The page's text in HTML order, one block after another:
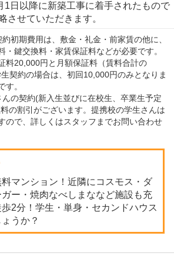
1日以降に新築工事に着手されたもので
させていただきます。
期費用は、敷金・礼金・前家賃の他に、
・鍵交換料・家賃保証料などが必要です。
料20,000円と月額保証料（賃料合計の
契約の場合は、初回10,000円のみとなりま
す。
の契約(新入生並びに在校生、卒業生予定
の割引がございます。提携校の学生さんは
ので、詳しくはスタッフまでお問い合わせ
マンション！近隣にコスモス・ダ
ー・焼肉なべしまななど施設も充
2分！学生・単身・セカンドハウス
うか？